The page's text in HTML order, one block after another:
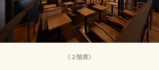
《２階席》